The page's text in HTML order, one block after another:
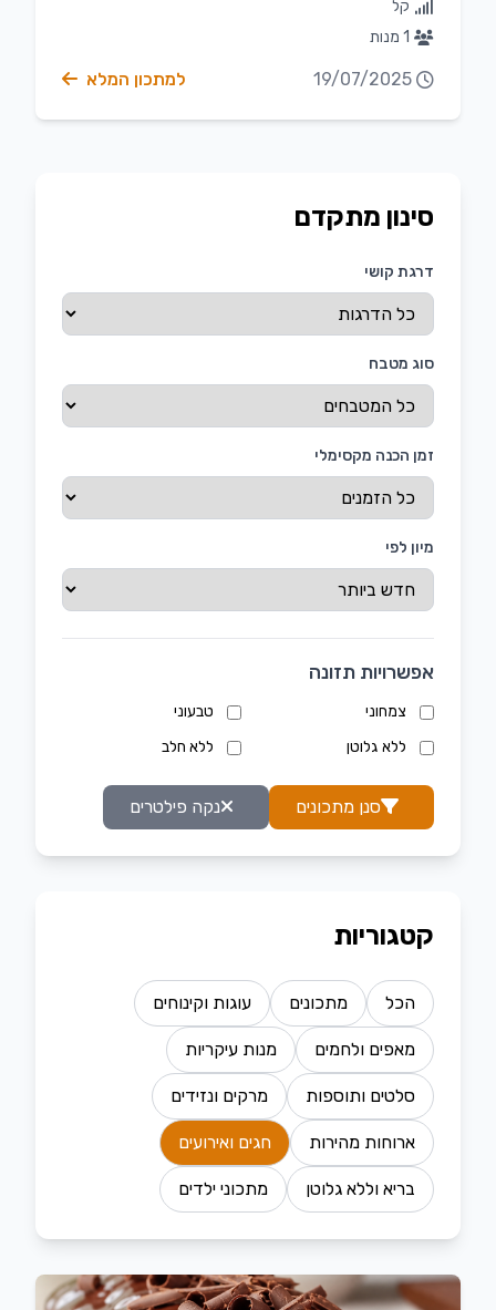
קל
1 מנות
19/07/2025 למתכון המלא
סינון מתקדם
דרגת קושי
סוג מטבח
זמן הכנה מקסימלי
מיון לפי
אפשרויות תזונה
צמחוני
טבעוני
ללא גלוטן
ללא חלב
סנן מתכונים נקה פילטרים
קטגוריות
הכל מתכונים עוגות וקינוחים
מאפים ולחמים מנות עיקריות
סלטים ותוספות מרקים ונזידים
ארוחות מהירות חגים ואירועים
בריא וללא גלוטן מתכוני ילדים